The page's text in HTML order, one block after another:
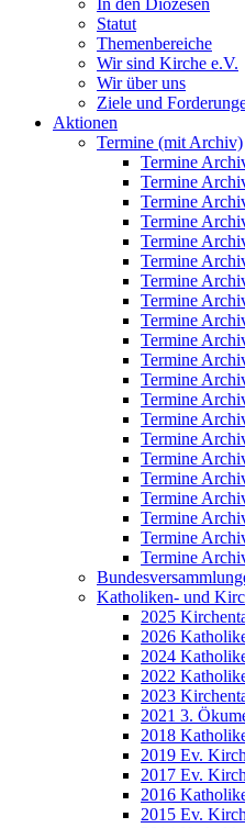
In den Diözesen
Statut
Themenbereiche
Wir sind Kirche e.V.
Wir über uns
Ziele und
Aktionen
Termine (mit Archiv)
Termine
Termine
Termine
Termine
Termine
Termine
Termine
Termine
Termine
Termine
Termine
Termine
Termine
Termine
Termine
Termine
Termine
Termine
Termine
Termine
Termine
Katholiken- und
2025
2026
2024
2022
2023
2021 3.
2018
2019 Ev.
2017 Ev.
2016
2015 Ev.